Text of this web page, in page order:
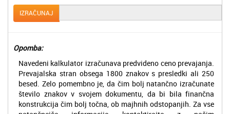
IZRAČUNAJ
Opomba:
Navedeni kalkulator izračunava predvideno ceno prevajanja.
Prevajalska stran obsega 1800 znakov s presledki ali 250
besed. Zelo pomembno je, da čim bolj natančno izračunate
število znakov v svojem dokumentu, da bi bila finančna
konstrukcija čim bolj točna, ob majhnih odstopanjih. Za vse